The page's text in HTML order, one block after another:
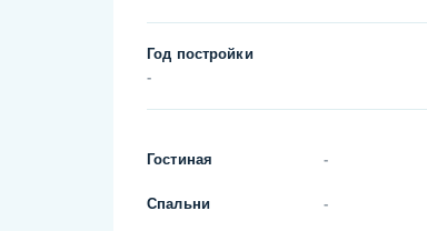
Год постройки
-
Гостиная -
Спальни -